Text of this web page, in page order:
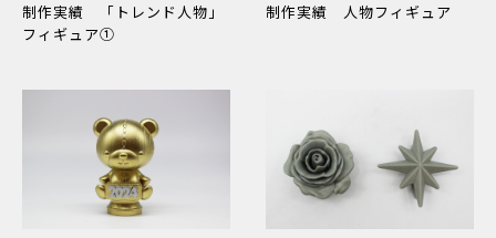
制作実績 「トレンド人物」
フィギュア①
制作実績 人物フィギュア